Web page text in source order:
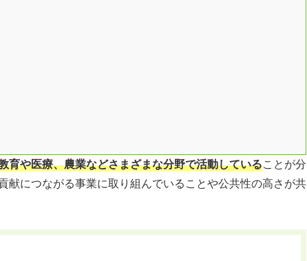
育や医療、農業などさまざまな分野で活動していることが分
献につながる事業に取り組んでいることや公共性の高さが共